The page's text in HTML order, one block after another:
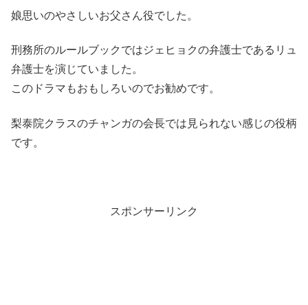
娘思いのやさしいお父さん役でした。
刑務所のルールブックではジェヒョクの弁護士であるリュ
弁護士を演じていました。
このドラマもおもしろいのでお勧めです。
梨泰院クラスのチャンガの会長では見られない感じの役柄
です。
スポンサーリンク